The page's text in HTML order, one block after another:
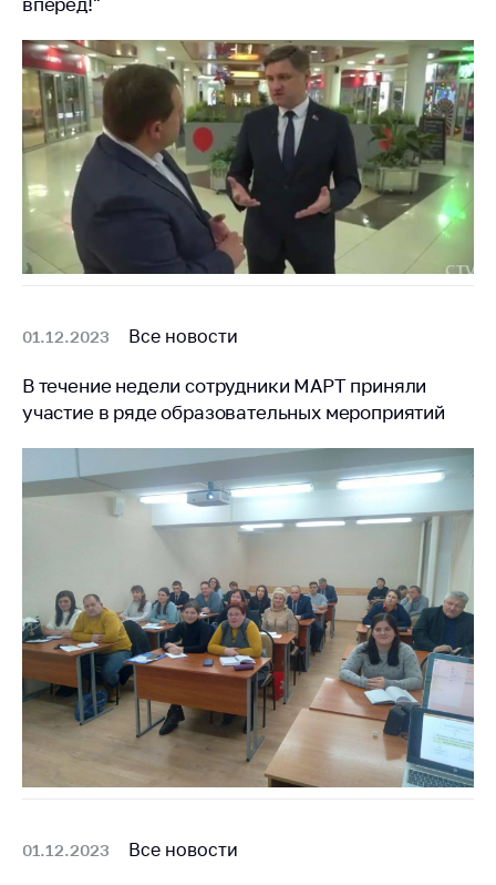
антимонопольного
конкурентной
политики
01.12.2023 Все новости
В течение недели сотрудники МАРТ приняли
участие в ряде образовательных мероприятий
01.12.2023 Все новости